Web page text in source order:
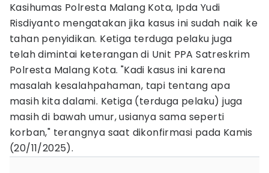
Kasihumas Polresta Malang Kota, Ipda Yudi
Risdiyanto mengatakan jika kasus ini sudah naik ke
tahan penyidikan. Ketiga terduga pelaku juga
telah dimintai keterangan di Unit PPA Satreskrim
Polresta Malang Kota. "Kadi kasus ini karena
masalah kesalahpahaman, tapi tentang apa
masih kita dalami. Ketiga (terduga pelaku) juga
masih di bawah umur, usianya sama seperti
korban," terangnya saat dikonfirmasi pada Kamis
(20/11/2025).